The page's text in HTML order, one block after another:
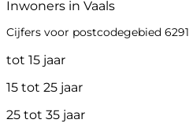
Inwoners in Vaals
Cijfers voor postcodegebied 6291
tot 15 jaar
15 tot 25 jaar
25 tot 35 jaar